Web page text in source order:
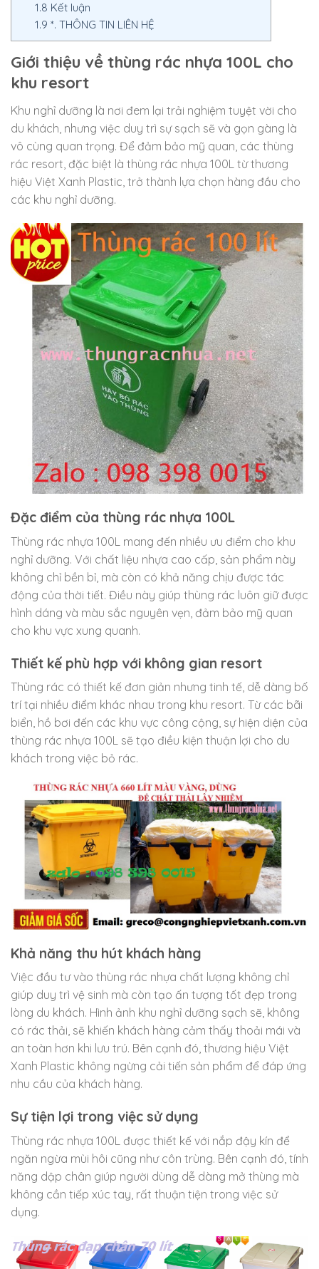
1.8 Kết luận
1.9 *. THÔNG TIN LIÊN HỆ
Giới thiệu về thùng rác nhựa 100L cho
khu resort
Khu nghỉ dưỡng là nơi đem lại trải nghiệm tuyệt vời cho
du khách, nhưng việc duy trì sự sạch sẽ và gọn gàng là
vô cùng quan trọng. Để đảm bảo mỹ quan, các thùng
rác resort, đặc biệt là thùng rác nhựa 100L từ thương
hiệu Việt Xanh Plastic, trở thành lựa chọn hàng đầu cho
các khu nghỉ dưỡng.
Đặc điểm của thùng rác nhựa 100L
Thùng rác nhựa 100L mang đến nhiều ưu điểm cho khu
nghỉ dưỡng. Với chất liệu nhựa cao cấp, sản phẩm này
không chỉ bền bỉ, mà còn có khả năng chịu được tác
động của thời tiết. Điều này giúp thùng rác luôn giữ được
hình dáng và màu sắc nguyên vẹn, đảm bảo mỹ quan
cho khu vực xung quanh.
Thiết kế phù hợp với không gian resort
Thùng rác có thiết kế đơn giản nhưng tinh tế, dễ dàng bố
trí tại nhiều điểm khác nhau trong khu resort. Từ các bãi
biển, hồ bơi đến các khu vực công cộng, sự hiện diện của
thùng rác nhựa 100L sẽ tạo điều kiện thuận lợi cho du
khách trong việc bỏ rác.
Khả năng thu hút khách hàng
Việc đầu tư vào thùng rác nhựa chất lượng không chỉ
giúp duy trì vệ sinh mà còn tạo ấn tượng tốt đẹp trong
lòng du khách. Hình ảnh khu nghỉ dưỡng sạch sẽ, không
có rác thải, sẽ khiến khách hàng cảm thấy thoải mái và
an toàn hơn khi lưu trú. Bên cạnh đó, thương hiệu Việt
Xanh Plastic không ngừng cải tiến sản phẩm để đáp ứng
nhu cầu của khách hàng.
Sự tiện lợi trong việc sử dụng
Thùng rác nhựa 100L được thiết kế với nắp đậy kín để
ngăn ngừa mùi hôi cũng như côn trùng. Bên cạnh đó, tính
năng dập chân giúp người dùng dễ dàng mở thùng mà
không cần tiếp xúc tay, rất thuận tiện trong việc sử
dụng.